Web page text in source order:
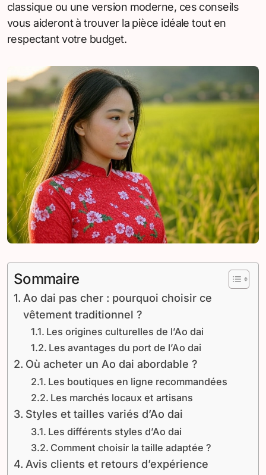
classique ou une version moderne, ces conseils
vous aideront à trouver la pièce idéale tout en
respectant votre budget.
Sommaire
Ao dai pas cher : pourquoi choisir ce
vêtement traditionnel ?
Les origines culturelles de l’Ao dai
Les avantages du port de l’Ao dai
Où acheter un Ao dai abordable ?
Les boutiques en ligne recommandées
Les marchés locaux et artisans
Styles et tailles variés d’Ao dai
Les différents styles d’Ao dai
Comment choisir la taille adaptée ?
Avis clients et retours d’expérience